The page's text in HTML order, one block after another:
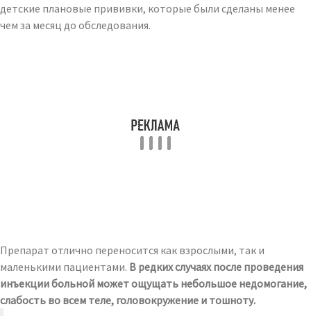
детские плановые прививки, которые были сделаны менее
чем за месяц до обследования.
Препарат отлично переносится как взрослыми, так и
маленькими пациентами. В редких случаях после проведения
инъекции больной может ощущать небольшое недомогание,
слабость во всем теле, головокружение и тошноту.